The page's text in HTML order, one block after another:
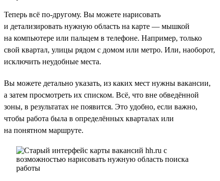
Теперь всё по-другому. Вы можете нарисовать
и детализировать нужную область на карте — мышкой
на компьютере или пальцем в телефоне. Например, только
свой квартал, улицы рядом с домом или метро. Или, наоборот,
исключить неудобные места.
Вы можете детально указать, из каких мест нужны вакансии,
а затем просмотреть их списком. Всё, что вне обведённой
зоны, в результатах не появится. Это удобно, если важно,
чтобы работа была в определённых кварталах или
на понятном маршруте.